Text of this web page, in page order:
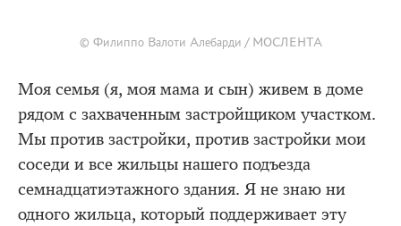
© Филиппо Валоти Алебарди / МОСЛЕНТА
Моя семья (я, моя мама и сын) живем в доме
рядом с захваченным застройщиком участком.
Мы против застройки, против застройки мои
соседи и все жильцы нашего подъезда
семнадцатиэтажного здания. Я не знаю ни
одного жильца, который поддерживает эту